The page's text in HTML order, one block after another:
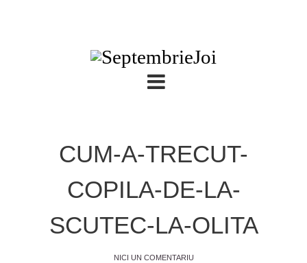
CUM-A-TRECUT-
COPILA-DE-LA-
SCUTEC-LA-OLITA
NICI UN COMENTARIU